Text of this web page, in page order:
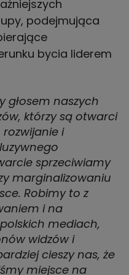
podejmująca
bycia liderem
głosem naszych
którzy są otwarci
i
sprzeciwiamy
marginalizowaniu
Robimy to z
i na
mediach,
widzów i
cieszy nas, że
miejsce na